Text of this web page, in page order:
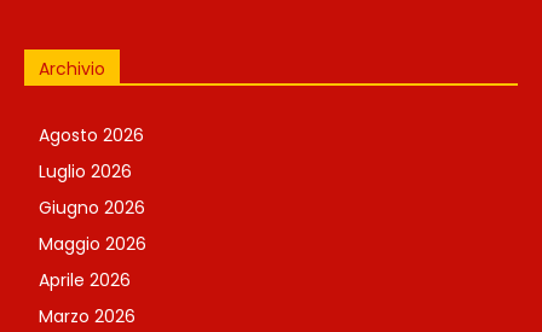
Archivio
Agosto 2026
Luglio 2026
Giugno 2026
Maggio 2026
Aprile 2026
Marzo 2026